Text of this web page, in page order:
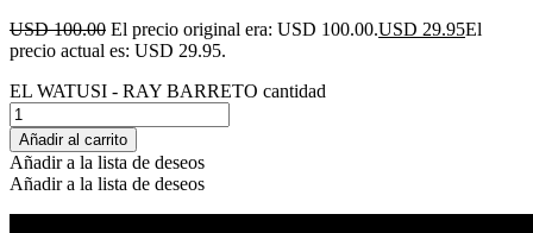
USD 100.00 El precio original era: USD 100.00.USD 29.95El
precio actual es: USD 29.95.
EL WATUSI - RAY BARRETO cantidad
Añadir al carrito
Añadir a la lista de deseos
Añadir a la lista de deseos